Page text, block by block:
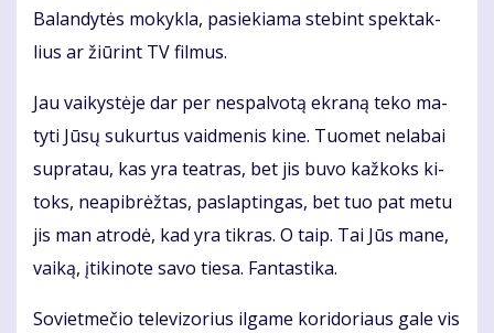
Ba­lan­dy­tės mo­kyk­la, pa­sie­kia­ma ste­bint spek­tak­
lius ar žiū­rint TV fil­mus.
Jau vai­kys­tė­je dar per ne­spal­vo­tą ek­ra­ną te­ko ma­
ty­ti Jū­sų su­kur­tus vaid­me­nis ki­ne. Tuo­met ne­la­bai
su­pra­tau, kas yra te­at­ras, bet jis bu­vo kaž­koks ki­
toks, ne­apib­rėž­tas, pa­slap­tin­gas, bet tuo pat me­tu
jis man at­ro­dė, kad yra tik­ras. O taip. Tai Jūs ma­ne,
vai­ką, įti­ki­no­te sa­vo tie­sa. Fan­tas­ti­ka.
So­viet­me­čio te­le­vi­zo­rius il­ga­me ko­ri­do­riaus ga­le vis